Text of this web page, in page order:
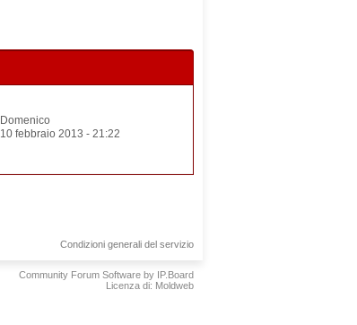
Domenico
10 febbraio 2013 - 21:22
Condizioni generali del servizio
Community Forum Software by IP.Board
Licenza di: Moldweb